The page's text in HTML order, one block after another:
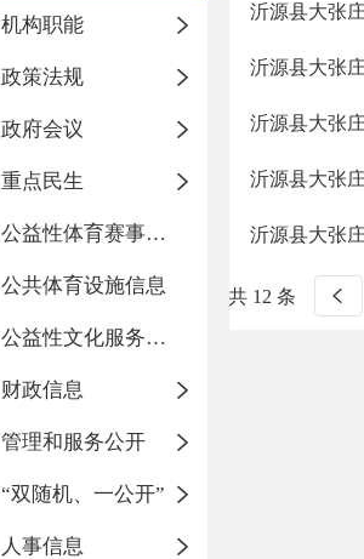
机构职能
政策法规
政府会议
重点民生
公益性体育赛事活动
公共体育设施信息
公益性文化服务活动
财政信息
管理和服务公开
“双随机、一公开”
人事信息
沂源县大张
沂源县大张
沂源县大张
沂源县大张
沂源县大张
共 12 条